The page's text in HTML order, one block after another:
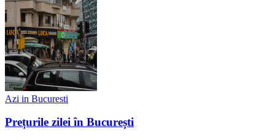
Azi in Bucuresti
Prețurile zilei în București